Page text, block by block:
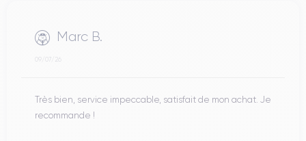
Marc B.
09/07/26
Très bien, service impeccable, satisfait de mon achat. Je
recommande !